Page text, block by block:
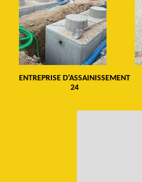
ENTREPRISE D'ASSAINISSEMENT
24